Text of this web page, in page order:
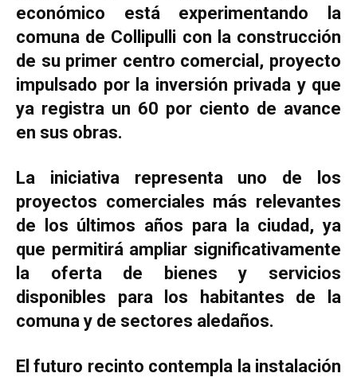
económico está experimentando la
comuna de Collipulli con la construcción
de su primer centro comercial, proyecto
impulsado por la inversión privada y que
ya registra un 60 por ciento de avance
en sus obras.
La iniciativa representa uno de los
proyectos comerciales más relevantes
de los últimos años para la ciudad, ya
que permitirá ampliar significativamente
la oferta de bienes y servicios
disponibles para los habitantes de la
comuna y de sectores aledaños.
El futuro recinto contempla la instalación